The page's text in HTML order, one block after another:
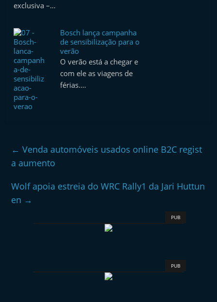
r
u
g
a
exclusiva –…
Bosch lança campanha
de sensibilização para o
verão
O verão está a chegar e
com ele as viagens de
férias.…
← Venda automóveis usados online B2C regist
a aumento
Wolf apoia estreia do WRC Rally1 da Jari Huttun
en →
PUB
PUB